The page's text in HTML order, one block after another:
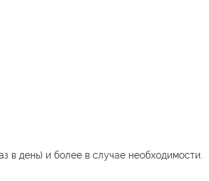
в день) и более в случае необходимости.